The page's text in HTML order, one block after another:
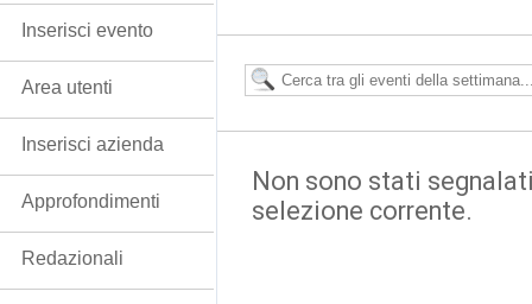
Non sono stati
selezione corrente.
Inserisci evento
Area utenti
Inserisci azienda
Approfondimenti
Redazionali